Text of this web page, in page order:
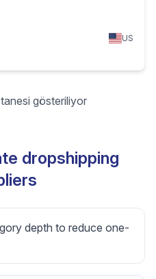
US
gösteriliyor
dropshipping
depth to reduce one-